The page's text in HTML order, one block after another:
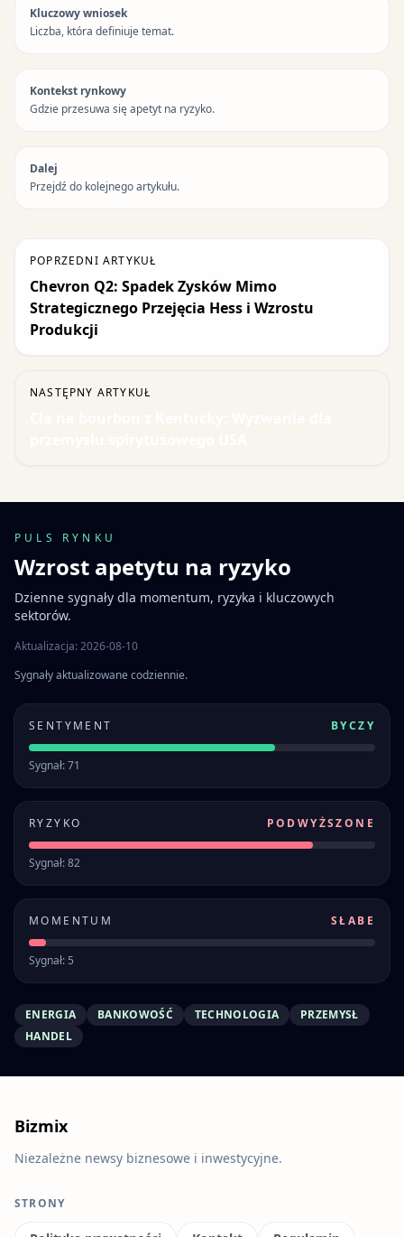
Kluczowy wniosek
Liczba, która definiuje temat.
Kontekst rynkowy
Gdzie przesuwa się apetyt na ryzyko.
Dalej
Przejdź do kolejnego artykułu.
POPRZEDNI ARTYKUŁ
Chevron Q2: Spadek Zysków Mimo
Strategicznego Przejęcia Hess i Wzrostu
Produkcji
NASTĘPNY ARTYKUŁ
PULS RYNKU
Wzrost apetytu na ryzyko
Dzienne sygnały dla momentum, ryzyka i kluczowych
sektorów.
Aktualizacja: 2026-08-10
Sygnały aktualizowane codziennie.
SENTYMENT BYCZY
Sygnał: 71
RYZYKO PODWYŻSZONE
Sygnał: 82
MOMENTUM SŁABE
Sygnał: 5
ENERGIA BANKOWOŚĆ TECHNOLOGIA
PRZEMYSŁ
HANDEL
Bizmix
Niezależne newsy biznesowe i inwestycyjne.
STRONY